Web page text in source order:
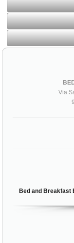
Via
Bed and Breakfast